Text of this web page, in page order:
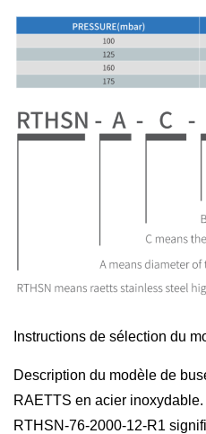
Instructions de sélection du
Description du modèle de
RAETTS en acier
RTHSN-76-2000-12-R1